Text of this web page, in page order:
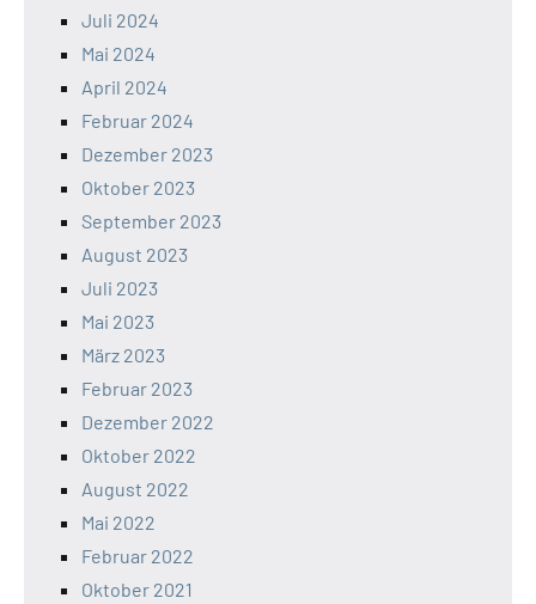
Juli 2024
Mai 2024
April 2024
Februar 2024
Dezember 2023
Oktober 2023
September 2023
August 2023
Juli 2023
Mai 2023
März 2023
Februar 2023
Dezember 2022
Oktober 2022
August 2022
Mai 2022
Februar 2022
Oktober 2021